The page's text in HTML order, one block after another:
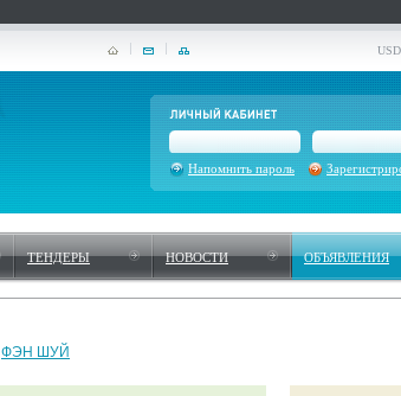
USD
Напомнить пароль
ТЕНДЕРЫ НОВОСТИ ОБЪЯВЛЕНИЯ
ФЭН ШУЙ